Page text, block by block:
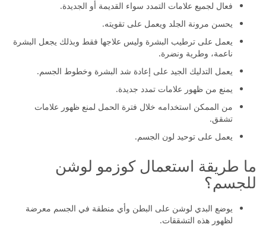
فعال لجميع علامات التمدد سواء القديمة أو الجديدة.
يحسن مرونة الجلد ويعمل على تقويته.
يعمل على ترطيب البشرة وليس علاجها فقط وبذلك يجعل البشرة
ناعمة، وطرية ونضرة.
يعمل التدليك الجيد على إعادة شد البشرة وخطوط الجسم.
يمنع من ظهور علامات تمدد جديدة.
من الممكن استخدامه خلال فترة الحمل لمنع ظهور علامات
تشقق.
يعمل على توحيد لون الجسم.
ما طريقة استعمال كوزمو لوشن
للجسم؟
يوضع البدي لوشن على البطن وأي منطقة في الجسم معرضة
لظهور هذه التشققات.